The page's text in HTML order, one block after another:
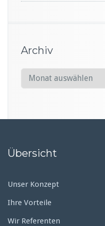
Archiv
r
Übersicht
Unser Konzept
Ihre Vorteile
Wir Referenten